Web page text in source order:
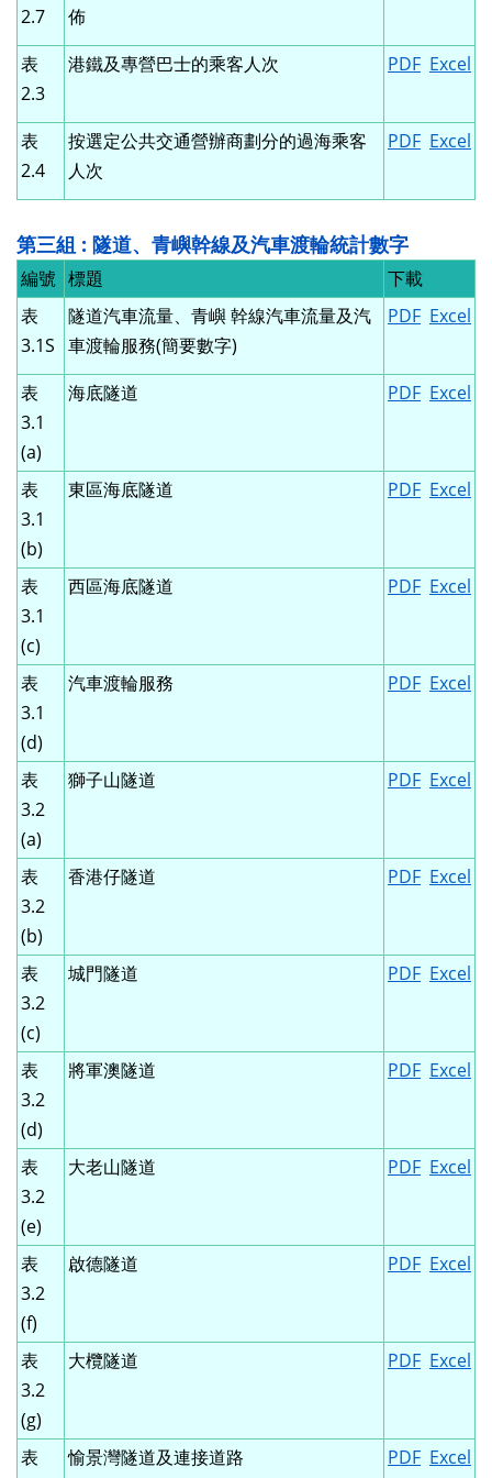
2.7
佈
表
2.3
港鐵及專營巴士的乘客人次 PDF Excel
表
2.4
按選定公共交通營辦商劃分的過海乘客
人次
PDF Excel
第三組 : 隧道、青嶼幹線及汽車渡輪統計數字
編號 標題
下載
表
3.1S
隧道汽車流量、青嶼 幹線汽車流量及汽
車渡輪服務(簡要數字)
PDF Excel
表
3.1
(a)
海底隧道 PDF Excel
表
3.1
(b)
東區海底隧道 PDF Excel
表
3.1
(c)
西區海底隧道 PDF Excel
表
3.1
(d)
汽車渡輪服務 PDF Excel
表
3.2
(a)
獅子山隧道 PDF Excel
表
3.2
(b)
香港仔隧道 PDF Excel
表
3.2
(c)
城門隧道 PDF Excel
表
3.2
(d)
將軍澳隧道 PDF Excel
表
3.2
(e)
大老山隧道 PDF Excel
表
3.2
(f)
啟德隧道 PDF Excel
表
3.2
(g)
大欖隧道 PDF Excel
表
愉景灣隧道及連接道路 PDF Excel